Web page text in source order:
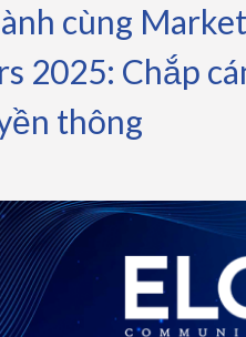
cùng
2025: Chắp
thông